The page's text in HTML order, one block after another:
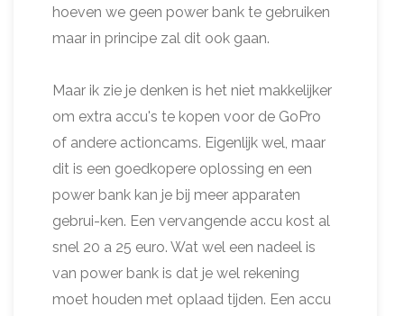
hoeven we geen power bank te gebruiken
maar in principe zal dit ook gaan.
Maar ik zie je denken is het niet makkelijker
om extra accu's te kopen voor de GoPro
of andere actioncams. Eigenlijk wel, maar
dit is een goedkopere oplossing en een
power bank kan je bij meer apparaten
gebrui-ken. Een vervangende accu kost al
snel 20 a 25 euro. Wat wel een nadeel is
van power bank is dat je wel rekening
moet houden met oplaad tijden. Een accu